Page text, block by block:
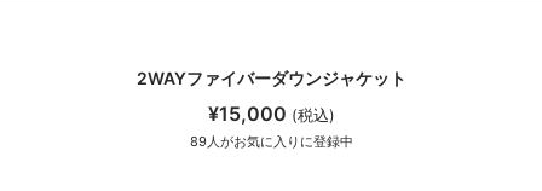
2WAYファイバーダウンジャケット
¥15,000 (税込)
89人がお気に入りに登録中